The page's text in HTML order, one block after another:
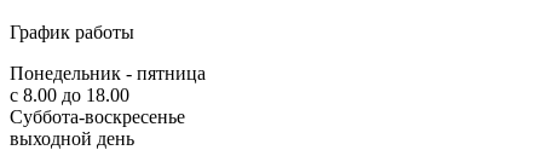
График работы
Понедельник - пятница
с 8.00 до 18.00
Суббота-воскресенье
выходной день